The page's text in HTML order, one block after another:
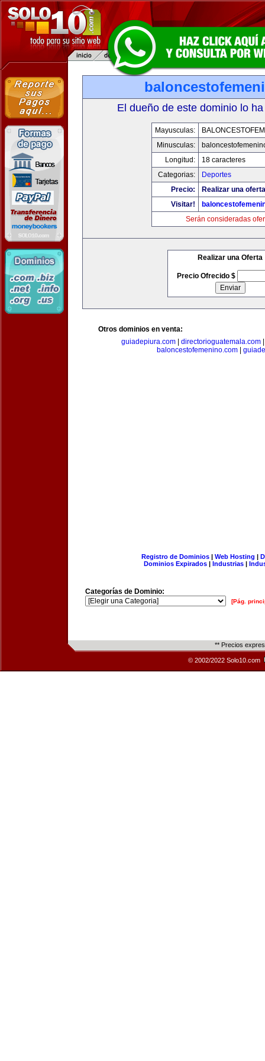
El dueño de este dominio lo
Mayusculas:
Minusculas:
Longitud:
18 caracteres
Categorias:
Deportes
Precio:
Realizar una
Visitar!
Serán consideradas
Realizar una Oferta
Precio Ofrecido $
Otros dominios en venta:
guiadepiura.com
directorioguatemala.com
baloncestofemenino.com
Registro de Dominios| Web Hosting |
Dominios Expirados | Industrias |
Categorías de Dominio:
[Pág.
** Precios
© 2002/2022 Solo10.com